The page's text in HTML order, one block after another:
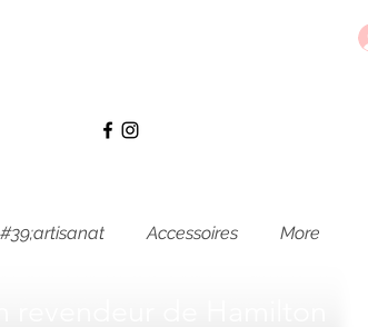
Accessoires More